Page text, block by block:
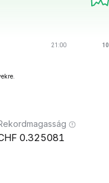
0.325081